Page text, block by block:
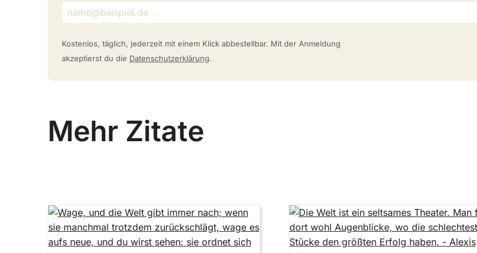
Kostenlos, täglich, jederzeit mit einem Klick abbestellbar. Mit der Anmeldung
akzeptierst du die Datenschutzerklärung.
Mehr Zitate